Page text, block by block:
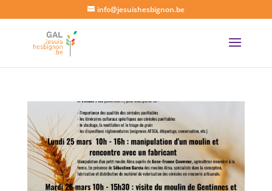
info@jesuishesbignon.be